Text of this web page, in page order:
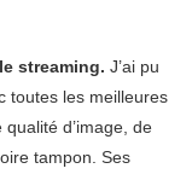
streaming. J’ai pu
toutes les meilleures
d’image, de
tampon. Ses